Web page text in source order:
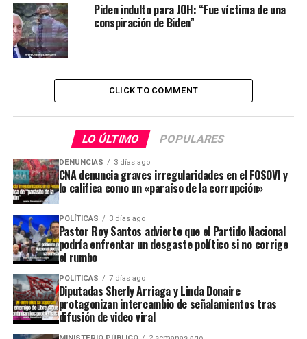
Piden indulto para JOH: “Fue víctima de una
conspiración de Biden”
CLICK TO COMMENT
LO ÚLTIMO POPULARES
DENUNCIAS 3 días ago
CNA denuncia graves irregularidades en el FOSOVI y
lo califica como un «paraíso de la corrupción»
POLÍTICAS 3 días ago
Pastor Roy Santos advierte que el Partido Nacional
podría enfrentar un desgaste político si no corrige
el rumbo
POLÍTICAS 7 días ago
Diputadas Sherly Arriaga y Linda Donaire
protagonizan intercambio de señalamientos tras
difusión de video viral